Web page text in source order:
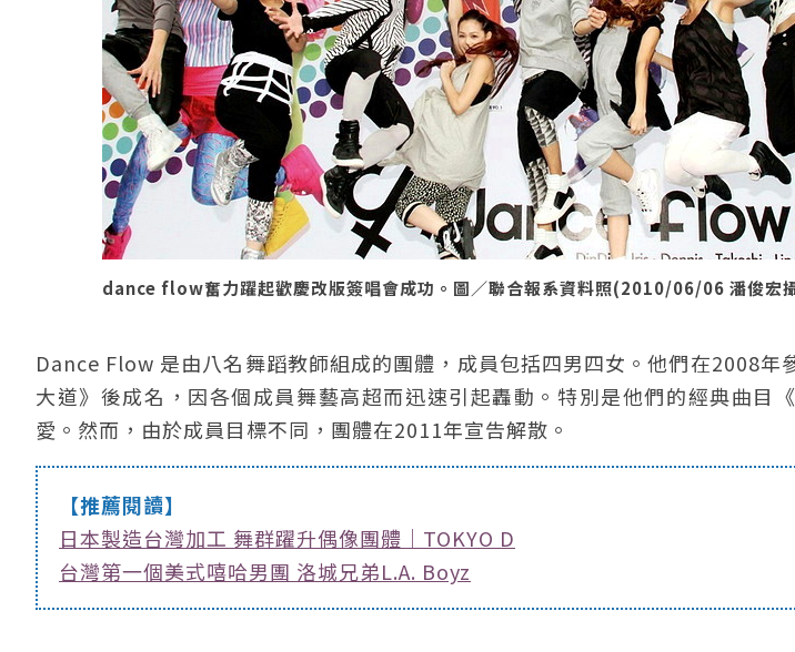
dance flow奮力躍起歡慶改版簽唱會成功。圖／聯合報系資料照(2010/06/06 潘俊宏
Dance Flow 是由八名舞蹈教師組成的團體，成員包括四男四女。他們在2008年
大道》後成名，因各個成員舞藝高超而迅速引起轟動。特別是他們的經典曲目
愛。然而，由於成員目標不同，團體在2011年宣告解散。
【推薦閱讀】
日本製造台灣加工 舞群躍升偶像團體｜TOKYO D
台灣第一個美式嘻哈男團 洛城兄弟L.A. Boyz